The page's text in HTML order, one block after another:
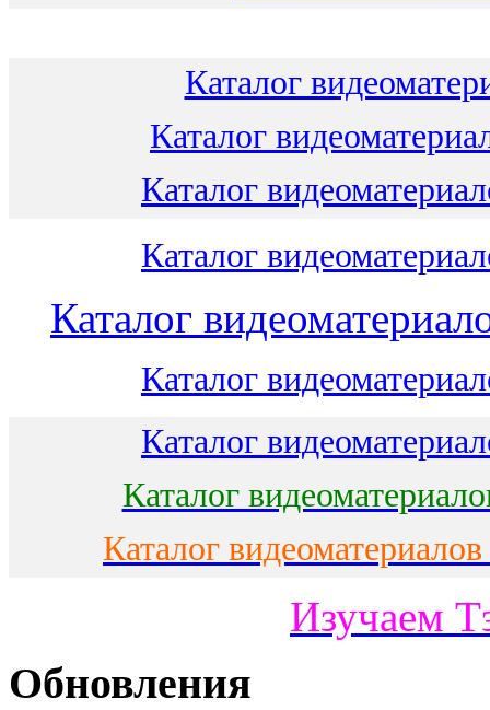
Каталог
Каталог
Каталог
Каталог
Каталог
Каталог
Каталог
Каталог
Каталог
Изучаем
Обновления